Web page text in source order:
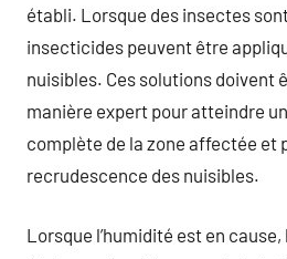
établi. Lorsque des insectes
insecticides peuvent être
nuisibles. Ces solutions doivent
manière expert pour atteindre
complète de la zone affectée et
recrudescence des nuisibles.
Lorsque l’humidité est en